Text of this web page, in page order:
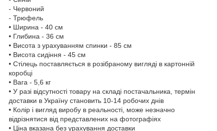
- Червоний
- Трюфель
• Ширина - 40 см
• Глибина - 36 см
• Висота з урахуванням спинки - 85 см
• Висота сидіння - 45 см
• Стілець поставляється в розібраному вигляді в картонній
коробці
• Вага - 5,6 кг
• У разі відсутності товару на складі постачальника, термін
доставки в Україну становить 10-14 робочих днів
• Колір і вигляд виробу в реальності, може незначно
відрізнятися від представлених на фотографіях
• Ціна вказана без урахування доставки